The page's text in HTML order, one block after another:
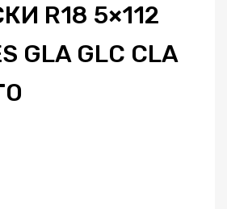
R18 5×112
GLA GLC CLA